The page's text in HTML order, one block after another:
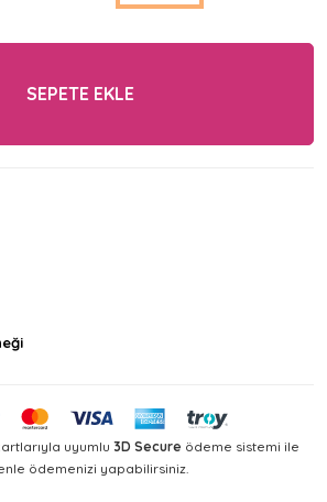
SEPETE EKLE
uyumlu 3D Secure ödeme sistemi ile
ödemenizi yapabilirsiniz.